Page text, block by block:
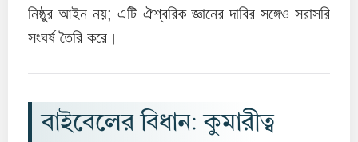
নিষ্ঠুর আইন নয়; এটি ঐশ্বরিক জ্ঞানের দাবির সঙ্গেও সরাসরি
সংঘর্ষ তৈরি করে।
বাইবেলের বিধান: কুমারীত্ব